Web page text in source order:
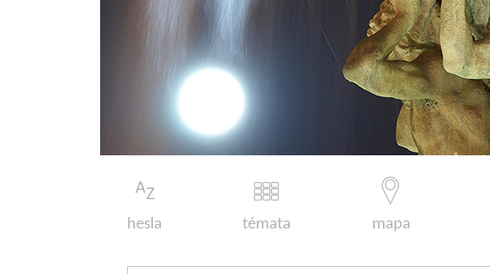
hesla témata mapa